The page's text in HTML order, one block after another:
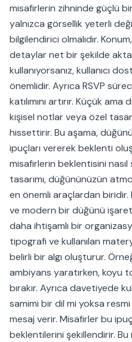
misafirlerin zihninde güçlü
yalnızca görsellik yeterli
bilgilendirici olmalıdır.
detaylar net bir şekilde
kullanıyorsanız, kullanıcı
önemlidir. Ayrıca RSVP
katılımını artırır. Küçük
kişisel notlar veya özel
hissettirir. Bu aşama,
ipuçları vererek beklenti
misafirlerin beklentisini
tasarımı, düğününüzün
en önemli araçlardan biridir.
ve modern bir düğünü
daha ihtişamlı bir
tipografi ve kullanılan
belirli bir algı oluşturur.
ambiyans yaratırken, koyu
bırakır. Ayrıca davetiyede
samimi bir dil mi yoksa
mesaj verir. Misafirler bu
beklentilerini şekillendirir.